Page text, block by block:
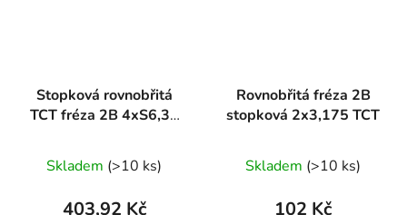
Stopková rovnobřitá
TCT fréza 2B 4xS6,35
Skladem (>10 ks)
403,92 Kč
Rovnobřitá fréza 2B
stopková 2x3,175 TCT
Skladem (>10 ks)
102 Kč